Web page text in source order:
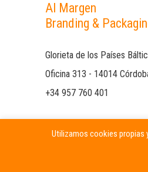
Al Margen
Branding &
Glorieta de los Países
Oficina 313 - 14014
+34 957 760 401
Utilizamos cookies propias